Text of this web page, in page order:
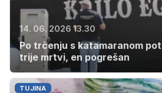
14. 06. 2026 13.30
Po trčenju s katamaranom
trije mrtvi, en pogrešan
TUJINA